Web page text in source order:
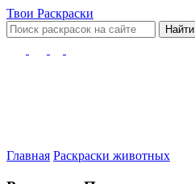
Твои Раскраски
Найти
Главная Раскраски животных